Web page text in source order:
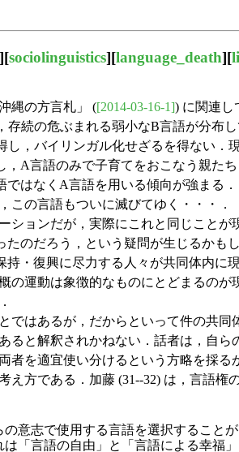
][sociolinguistics][language_death][
縄の方言札」 ([2014-03-16-1]) に関連し
続の危ぶまれる弱小なB言語が分布
し，バイリンガル化せざるを得ない
，A言語のみで子育てをおこなう親た
ではなくA言語を用いる傾向が強まる
この言語もついに滅びてゆく・・・．
ョンだが，実際にこれと同じこと
たのだろう，という疑問が生じるか
・復興に尽力する人々が共同体内に
の運動は象徴的なものにとどまるの
はあるが，だからといって件の共
ると解釈されかねない．話者は，自
者を適宜使い分けるという方略を採
え方である．加藤 (31--32) は，言語権
の意志で使用する言語を選択するこ
「言語の自由」と「言語による幸福